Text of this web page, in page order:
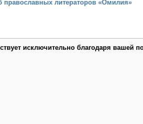
православных литераторов «Омилия»
исключительно благодаря вашей